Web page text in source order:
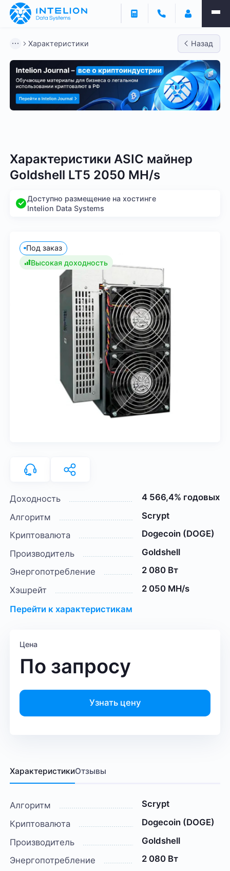
Характеристики Назад
Характеристики ASIC майнер
Goldshell LT5 2050 MH/s
Доступно размещение на хостинге
Intelion Data Systems
Под заказ
Высокая доходность
Доходность
4 566,4% годовых
Алгоритм
Scrypt
Криптовалюта
Dogecoin (DOGE)
Производитель
Goldshell
Энергопотребление
2 080 Вт
Хэшрейт
2 050 MH/s
Перейти к характеристикам
Цена
По запросу
Узнать цену
ХарактеристикиОтзывы
Алгоритм
Scrypt
Криптовалюта
Dogecoin (DOGE)
Производитель
Goldshell
Энергопотребление
2 080 Вт